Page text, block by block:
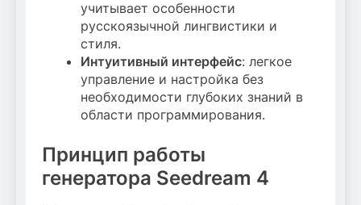
учитывает особенности
русскоязычной лингвистики и
стиля.
Интуитивный интерфейс: легкое
управление и настройка без
необходимости глубоких знаний в
области программирования.
Принцип работы
генератора Seedream 4